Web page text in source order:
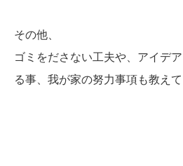
その他、
ゴミをださない工夫や、アイデ
る事、我が家の努力事項も教えて